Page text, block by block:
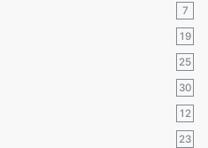
7
19
25
30
12
23